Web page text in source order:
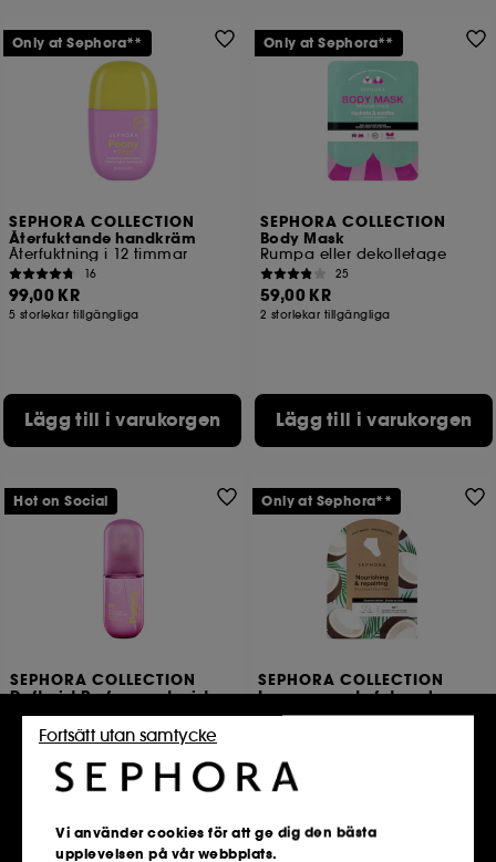
SEPHORA COLLECTION
Återfuktande handkräm
Återfuktning i 12 timmar
16
99,00 KR
5 storlekar tillgängliga
Lägg till i varukorgen
Only at Sephora**
SEPHORA COLLECTION
Body Mask
Rumpa eller dekolletage
25
59,00 KR
2 storlekar tillgängliga
Lägg till i varukorgen
Only at Sephora**
SEPHORA COLLECTION
Doftmist Parfymerad mist
kropp och hår
Pion + ingefära
19
199,00 KR
Hot on Social
SEPHORA COLLECTION
Impregnerade fotmasker
intensiv återfuktning på 20 minuter
2 storlekar tillgängliga
Only at Sephora**
Vi använder cookies för att ge dig den bästa
upplevelsen på vår webbplats.
Fortsätt utan samtycke